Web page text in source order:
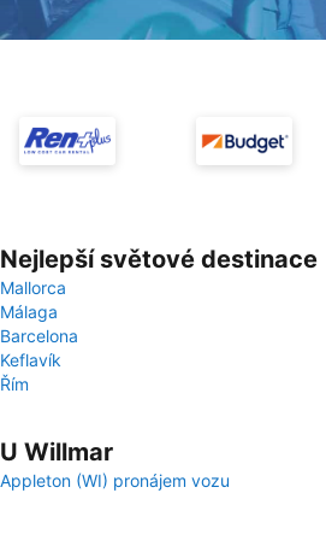
Nejlepší světové destinace
Mallorca
Málaga
Barcelona
Keflavík
Řím
U Willmar
Appleton (WI) pronájem vozu